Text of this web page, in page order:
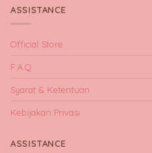
ASSISTANCE
Official Store
F.A.Q
Syarat & Ketentuan
Kebijakan Privasi
ASSISTANCE